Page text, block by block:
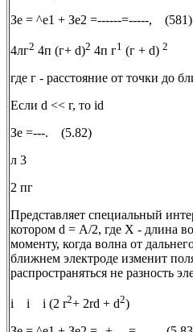
Зе = ^е1 + Зе2 =------=-----, (581)
4лг2 4п (г+ d)2 4п г1 (г + d) 2
где г - расстояние от точки до
Если d << г, то id
Зе =---. (5.82)
л 3
2 пг
Представляет специальный
котором d = А/2, где X - длина
моменту, когда волна от
ближнем электроде изменит
распространяться не разность
i i i (2 r2+ 2rd + d2)